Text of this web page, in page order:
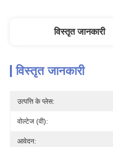
विस्तृत जानकारी
विस्तृत जानकारी
उत्पत्ति के प्लेस:
वोल्टेज (वी):
आवेदन: